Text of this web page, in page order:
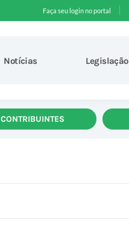
Faça seu login no portal
Notícias Legislação
CONTRIBUINTES